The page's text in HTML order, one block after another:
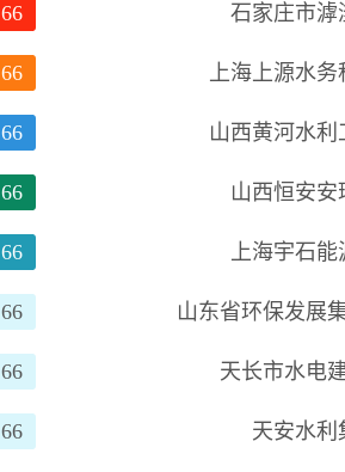
66 石家庄市滹
66 上海上源水务
66 山西黄河水利
66 山西恒安安
66 上海宇石能
66 山东省环保发展
66 天长市水电
66 天安水利